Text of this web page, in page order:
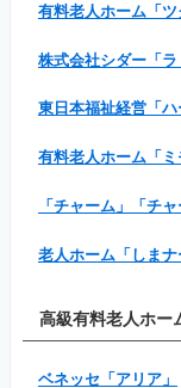
有料老人ホーム「ツ
株式会社シダー「ラ
東日本福祉経営「ハ
有料老人ホーム「ミ
「チャーム」「チャ
老人ホーム「しまナ
高級有料老人ホー
ベネッセ「アリア」